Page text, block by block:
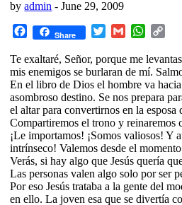
byadmin -June 29, 2009
FacebookShare TwitterGmail
Te exaltaré, Señor, porque me
mis enemigos se burlaran de mí.
En el libro de Dios el hombre va
asombroso destino. Se nos prepara
el altar para convertirnos en la
Compartiremos el trono y reinaremos
¡Le importamos! ¡Somos valiosos! Y
intrínseco! Valemos desde el
Verás, si hay algo que Jesús quería
Las personas valen algo solo por ser
Por eso Jesús trataba a la gente del
en ello. La joven esa que se divertía